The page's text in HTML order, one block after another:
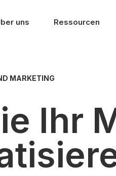
uns Ressourcen
MARKETING
Ihr